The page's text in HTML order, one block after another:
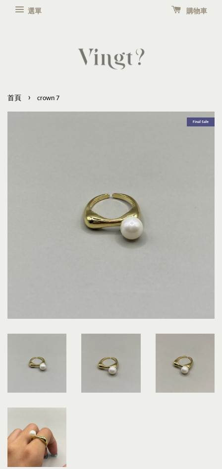
選單 購物車
首頁 › crown 7
Final Sale